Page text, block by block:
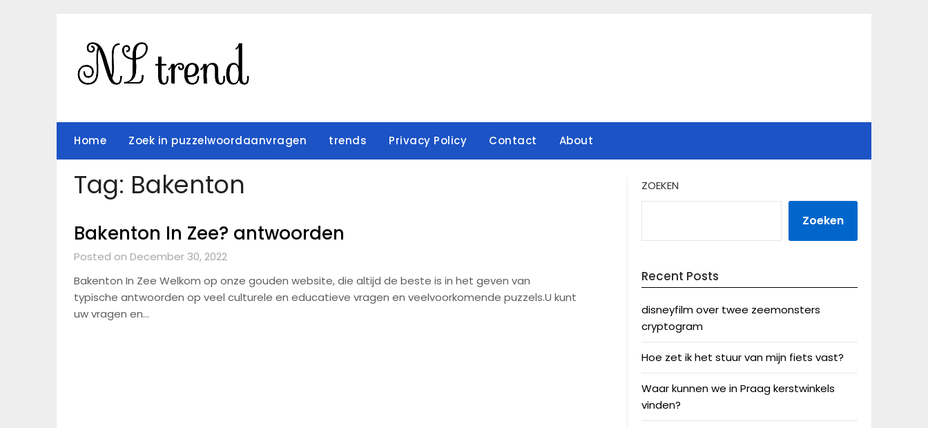
Home Zoek in puzzelwoordaanvragen trends Privacy Policy Contact About
Tag: Bakenton
Bakenton In Zee? antwoorden
Posted on December 30, 2022
Bakenton In Zee Welkom op onze gouden website, die altijd de beste is in het geven van
typische antwoorden op veel culturele en educatieve vragen en veelvoorkomende puzzels.U kunt
uw vragen en…
ZOEKEN
Zoeken
Recent Posts
disneyfilm over twee zeemonsters
cryptogram
Hoe zet ik het stuur van mijn fiets vast?
Waar kunnen we in Praag kerstwinkels
vinden?